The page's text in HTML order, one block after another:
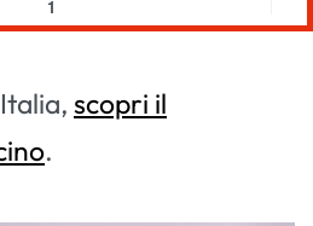
scopri il
.